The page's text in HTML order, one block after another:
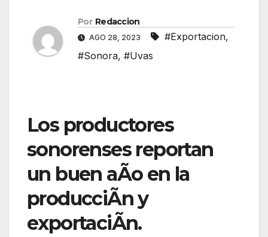
Por Redaccion
AGO 28, 2023 #Exportacion,
#Sonora, #Uvas
Los productores
sonorenses reportan
un buen aÃo en la
producciÃn y
exportaciÃn.